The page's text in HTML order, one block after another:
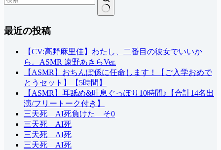
果
最近の投稿
【CV:高野麻里佳】わたし、二番目の彼女でいいか
ら。ASMR 遠野あきらVer.
【ASMR】おちんぽ係に任命します！【ご入学おめで
とうセット】【5時間】
【ASMR】耳舐め&吐息ぐっぽり10時間♪【合計14名出
演/フリートーク付き】
三天死 AI死負けた そ0
三天死 AI死
三天死 AI死
三天死 AI死